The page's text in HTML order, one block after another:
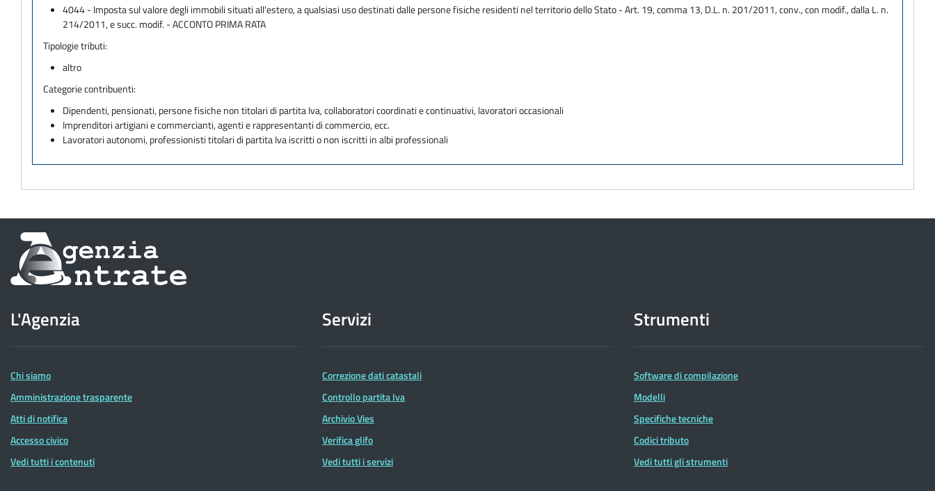
4044 - Imposta sul valore degli immobili situati all'estero, a qualsiasi uso destinati dalle persone fisiche residenti nel territorio dello Stato - Art. 19, comma 13, D.L. n. 201/2011, conv., con modif., dalla L. n.
214/2011, e succ. modif. - ACCONTO PRIMA RATA
Tipologie tributi:
altro
Categorie contribuenti:
Dipendenti, pensionati, persone fisiche non titolari di partita Iva, collaboratori coordinati e continuativi, lavoratori occasionali
Imprenditori artigiani e commercianti, agenti e rappresentanti di commercio, ecc.
Lavoratori autonomi, professionisti titolari di partita Iva iscritti o non iscritti in albi professionali
Informazioni
sul
dell'Agenzia
delle
Entrate
L'Agenzia
Chi siamo
Amministrazione trasparente
Atti di notifica
Accesso civico
Vedi tutti i contenuti
Servizi
Correzione dati catastali
Controllo partita Iva
Archivio Vies
Verifica glifo
Vedi tutti i servizi
Strumenti
Software di compilazione
Modelli
Specifiche tecniche
Codici tributo
Vedi tutti gli strumenti